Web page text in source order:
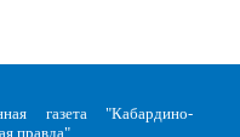
газета "Кабардино-
правда"